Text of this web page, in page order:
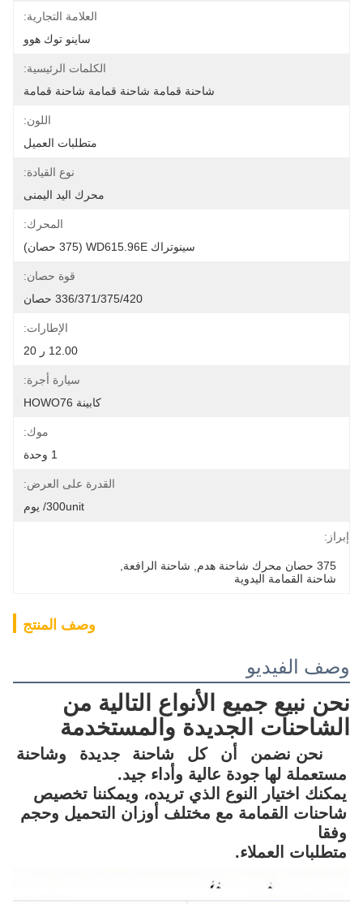
العلامة التجارية:
ساينو توك هوو
الكلمات الرئيسية:
شاحنة قمامة شاحنة قمامة شاحنة قمامة
اللون:
متطلبات العميل
نوع القيادة:
محرك اليد اليمنى
المحرك:
سينوتراك WD615.96E (375 حصان)
قوة حصان:
336/371/375/420 حصان
الإطارات:
12.00 ر 20
سيارة أجرة:
كابينة HOWO76
موك:
1 وحدة
القدرة على العرض:
300unit/ يوم
إبراز:
375 حصان محرك شاحنة هدم شاحنة الرافعة
شاحنة القمامة اليدوية
وصف المنتج
وصف الفيديو
الشاحنات الجديدة والمستخدمة
مستعملة لها جودة عالية وأداء جيد.
وفقا
متطلبات العملاء.